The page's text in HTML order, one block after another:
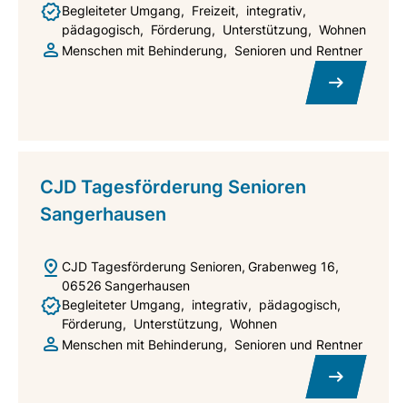
Begleiteter Umgang
Freizeit
integrativ
pädagogisch
Förderung Unterstützung
Wohnen
Menschen mit Behinderung
Senioren und Rentner
CJD Tagesförderung Senioren
Sangerhausen
CJD Tagesförderung Senioren Grabenweg 16
06526 Sangerhausen
Begleiteter Umgang
integrativ
pädagogisch
Förderung
Unterstützung
Wohnen
Menschen mit Behinderung
Senioren und Rentner